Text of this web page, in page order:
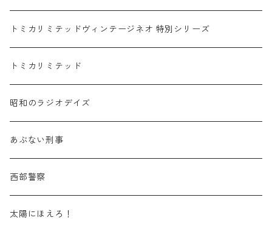
スバル / SUBARU
スズキ / SUZUKI
三菱 / MITSUBISHI
シボレー / Chevrolet
ビー・エム・ダブリュー / BMW
レクサス / LEXUS
赤箱 - 絶版（廃盤）トミカ No.10-19
赤箱 - 絶版（廃盤）トミカ No.60-69
赤箱 - 車種別
乗用車
商用車・公用車
TLV - No. LV-10-19
TLV - No. LV-60-69
乗用車
商用車・公用車
TLVN - NEW LINEUP
TLVN - No. LV-00-219
TLVN - No. LV-00-09
TLVN - No. LV-10-19
TLVN - 車種別
乗用車
商用車・公用車
トミカリミテッドヴィンテージネオ 特別シリーズ
トミカリミテッド
昭和のラジオデイズ
あぶない刑事
西部警察
太陽にほえろ！